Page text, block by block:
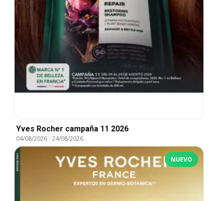
Yves Rocher campaña 11 2026
04/08/2026-24/08/2026
NUEVO